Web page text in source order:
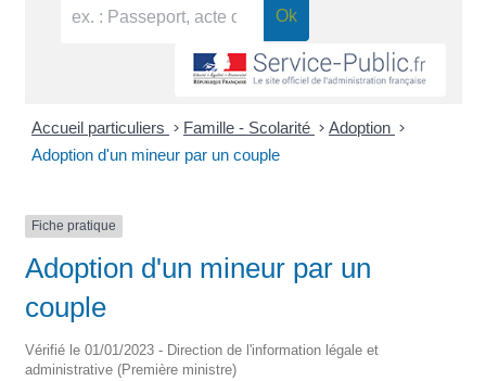
Accueil particuliers > Famille - Scolarité > Adoption >
Adoption d'un mineur par un couple
Fiche pratique
Adoption d'un mineur par un
couple
Vérifié le 01/01/2023 - Direction de l'information légale et
administrative (Première ministre)